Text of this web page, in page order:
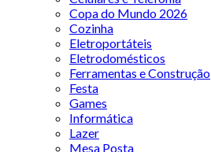
Copa do Mundo 2026
Cozinha
Eletroportáteis
Eletrodomésticos
Ferramentas e Construção
Festa
Games
Informática
Lazer
Mesa Posta